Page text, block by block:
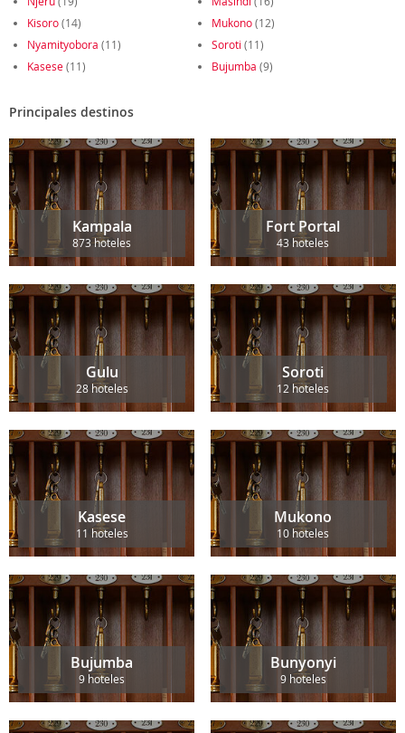
Kisoro(14) Mukono(12)
Nyamityobora (11) Soroti (11)
Kasese(11) Bujumba (9)
Principales destinos
Kampala
873 hoteles
Fort Portal
43 hoteles
Gulu
28 hoteles
Soroti
12 hoteles
Kasese
11 hoteles
Mukono
10 hoteles
Bujumba
9 hoteles
Bunyonyi
9 hoteles